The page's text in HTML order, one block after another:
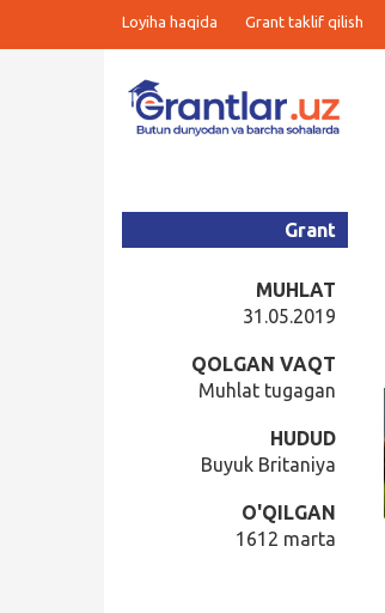
Loyiha haqida Grant taklif qilish
Grant
MUHLAT
31.05.2019
QOLGAN VAQT
Muhlat tugagan
HUDUD
Buyuk Britaniya
O'QILGAN
1612 marta